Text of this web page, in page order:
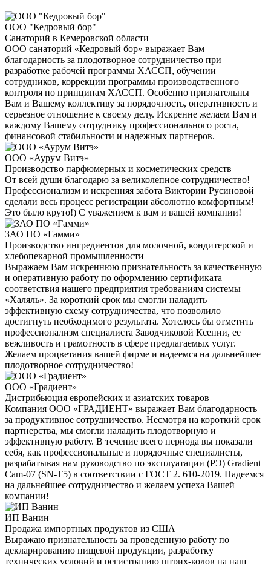
ООО "Кедровый бор"
Санаторий в Кемеровской области
ООО санаторий «Кедровый бор» выражает Вам
благодарность за плодотворное сотрудничество при
разработке рабочей программы ХАССП, обучении
сотрудников, коррекции программы производственного
контроля по принципам ХАССП. Особенно признательны
Вам и Вашему коллективу за порядочность, оперативность и
серьезное отношение к своему делу. Искренне желаем Вам и
каждому Вашему сотруднику профессионального роста,
финансовой стабильности и надежных партнеров.
ООО «Аурум Витэ»
Производство парфюмерных и косметических средств
От всей души благодарю за великолепное сотрудничество!
Профессионализм и искренняя забота Виктории Русиновой
сделали весь процесс регистрации абсолютно комфортным!
Это было круто!) С уважением к вам и вашей компании!
ЗАО ПО «Гамми»
Производство ингредиентов для молочной, кондитерской и
хлебопекарной промышленности
Выражаем Вам искреннюю признательность за качественную
и оперативную работу по оформлению сертификата
соответствия нашего предприятия требованиям системы
«Халяль». За короткий срок мы смогли наладить
эффективную схему сотрудничества, что позволило
достигнуть необходимого результата. Хотелось бы отметить
профессионализм специалиста Заводчиковой Ксении, ее
вежливость и грамотность в сфере предлагаемых услуг.
Желаем процветания вашей фирме и надеемся на дальнейшее
плодотворное сотрудничество!
ООО «Градиент»
Дистрибьюция европейских и азиатских товаров
Компания ООО «ГРАДИЕНТ» выражает Вам благодарность
за продуктивное сотрудничество. Несмотря на короткий срок
партнерства, мы смогли наладить плодотворную и
эффективную работу. В течение всего периода вы показали
себя, как профессиональные и порядочные специалисты,
разрабатывая нам руководство по эксплуатации (РЭ) Gradient
Cam-07 (SN-T5) в соответствии с ГОСТ 2. 610-2019. Надеемся
на дальнейшее сотрудничество и желаем успеха Вашей
компании!
ИП Ванин
Продажа импортных продуктов из США
Выражаю признательность за проведенную работу по
декларированию пищевой продукции, разработку
технических условий и регистрацию штрих-кодов на наш